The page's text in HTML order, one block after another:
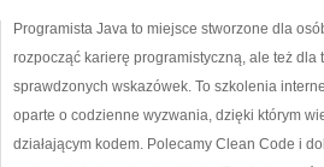
Programista Java to miejsce stworzone dla
rozpocząć karierę programistyczną, ale też dla
sprawdzonych wskazówek. To szkolenia
oparte o codzienne wyzwania, dzięki którym
działającym kodem. Polecamy Clean Code i